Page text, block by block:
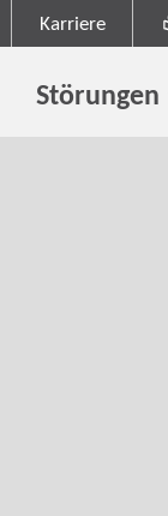
Karriere
Störungen